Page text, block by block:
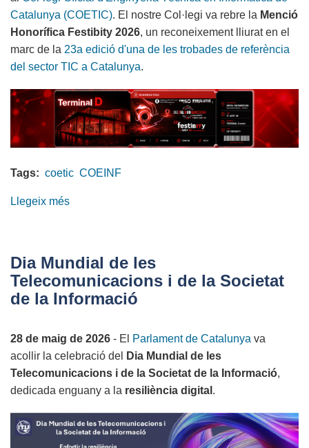
Catalunya (COETIC). El nostre Col·legi va rebre la Menció
Honorífica Festibity 2026, un reconeixement lliurat en el
marc de la 23a edició d'una de les trobades de referència
del sector TIC a Catalunya.
Tags: coetic COEINF
Llegeix més
nostre
Col·legi
a
Festibity
2026
Dia Mundial de les
Telecomunicacions i de la Societat
de la Informació
28 de maig de 2026 - El Parlament de Catalunya va
acollir la celebració del
Dia Mundial de les
Telecomunicacions i de la Societat de la Informació,
dedicada enguany a la resiliència digital .